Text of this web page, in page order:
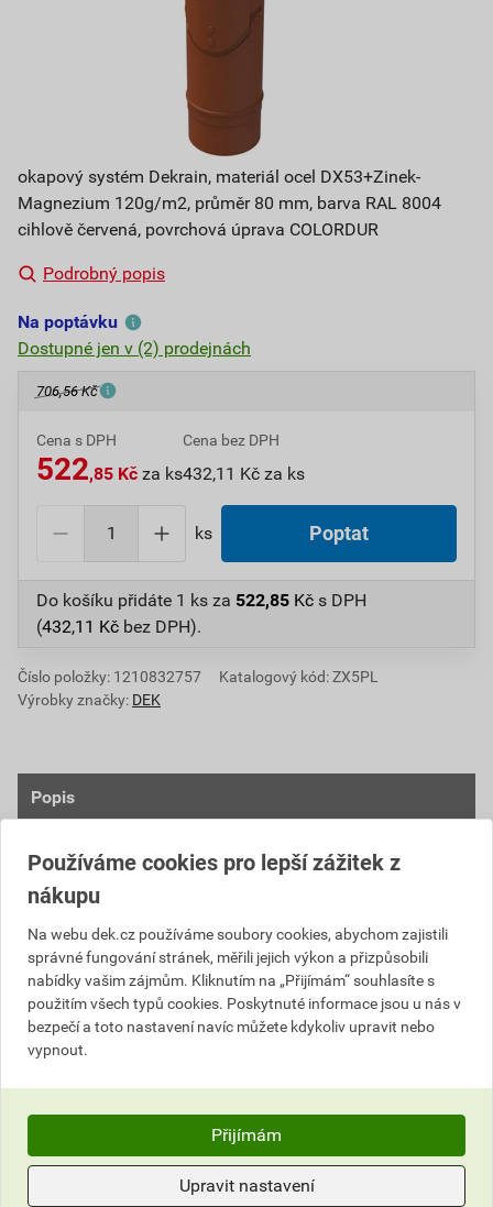
okapový systém Dekrain, materiál ocel DX53+Zinek-
Magnezium 120g/m2, průměr 80 mm, barva RAL 8004
cihlově červená, povrchová úprava COLORDUR
Podrobný popis
Na poptávku
Dostupné jen v (2) prodejnách
706,56 Kč
Cena s DPH
522,85 Kč za ks
Cena bez DPH
432,11 Kč za ks
ks Poptat
Do košíku přidáte 1 ks za 522,85 Kč s DPH
(432,11 Kč bez DPH).
Číslo položky: 1210832757
Katalogový kód: ZX5PL
Výrobky značky: DEK
Popis
Materiál a technické vlastnosti
ocel DX53 + Zinek-Magnezium 120 g/m²
oboustranný lak min. 35 µm
ochrana proti korozi
UV odolnost
odolnost proti poškrábaní
strukturovaný matný povrch
moderní a prémiový vzhled
barevná škála: RAL 7016, RAL 9005, RAL 8017,
Používáme cookies pro lepší zážitek z
nákupu
Na webu dek.cz používáme soubory cookies, abychom zajistili
správné fungování stránek, měřili jejich výkon a přizpůsobili
nabídky vašim zájmům. Kliknutím na „Přijímám“ souhlasíte s
použitím všech typů cookies. Poskytnuté informace jsou u nás v
bezpečí a toto nastavení navíc můžete kdykoliv upravit nebo
vypnout.
Přijímám
Upravit nastavení